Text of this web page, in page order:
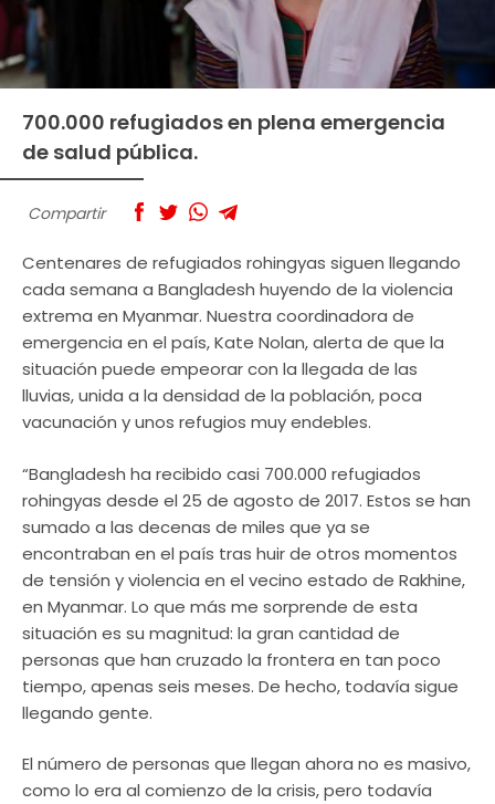
700.000 refugiados en plena emergencia
de salud pública.
Compartir
Centenares de refugiados rohingyas siguen llegando
cada semana a Bangladesh huyendo de la violencia
extrema en Myanmar. Nuestra coordinadora de
emergencia en el país, Kate Nolan, alerta de que la
situación puede empeorar con la llegada de las
lluvias, unida a la densidad de la población, poca
vacunación y unos refugios muy endebles.
“Bangladesh ha recibido casi 700.000 refugiados
rohingyas desde el 25 de agosto de 2017. Estos se han
sumado a las decenas de miles que ya se
encontraban en el país tras huir de otros momentos
de tensión y violencia en el vecino estado de Rakhine,
en Myanmar. Lo que más me sorprende de esta
situación es su magnitud: la gran cantidad de
personas que han cruzado la frontera en tan poco
tiempo, apenas seis meses. De hecho, todavía sigue
llegando gente.
El número de personas que llegan ahora no es masivo,
como lo era al comienzo de la crisis, pero todavía